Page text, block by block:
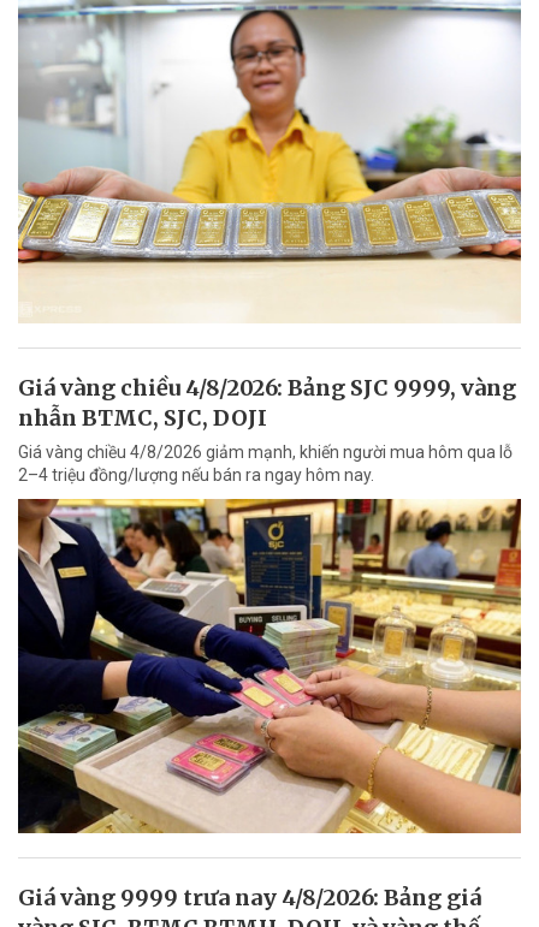
Giá vàng chiều 4/8/2026: Bảng SJC 9999, vàng
nhẫn BTMC, SJC, DOJI
Giá vàng chiều 4/8/2026 giảm mạnh, khiến người mua hôm qua lỗ
2–4 triệu đồng/lượng nếu bán ra ngay hôm nay.
Giá vàng 9999 trưa nay 4/8/2026: Bảng giá